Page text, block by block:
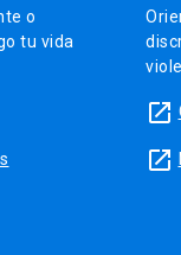
o
tu vida
launch
launch